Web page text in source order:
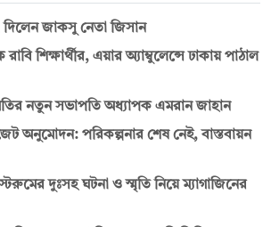
দিলেন জাকসু নেতা জিসান
শিক্ষার্থীর, এয়ার অ্যাম্বুলেন্সে ঢাকায় পাঠাল
নতুন সভাপতি অধ্যাপক এমরান জাহান
অনুমোদন: পরিকল্পনার শেষ নেই, বাস্তবায়ন
দুঃসহ ঘটনা ও স্মৃতি নিয়ে ম্যাগাজিনের